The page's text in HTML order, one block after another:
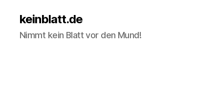
keinblatt.de
Nimmt kein Blatt vor den Mund!